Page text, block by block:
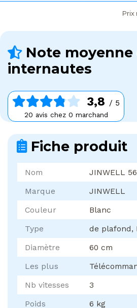
Prix
Note moyenne
internautes
3,8 / 5
20 avis chez 0 marchand
Fiche produit
Nom
JINWELL
Marque
JINWELL
Couleur
Blanc
Type
de plafond,
Diamètre
60 cm
Les plus
Nb vitesses
3
Poids
6 kg